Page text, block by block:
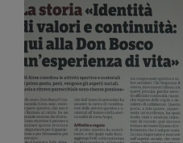
le
proposte
per
il
2025/2026